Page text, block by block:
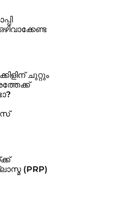
ചുറ്റും
(PRP)